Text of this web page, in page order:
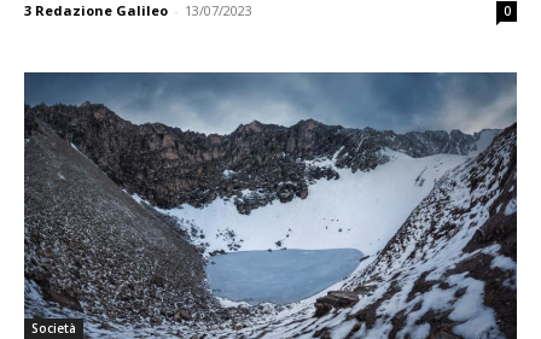
3 Redazione Galileo - 13/07/2023 0
Società